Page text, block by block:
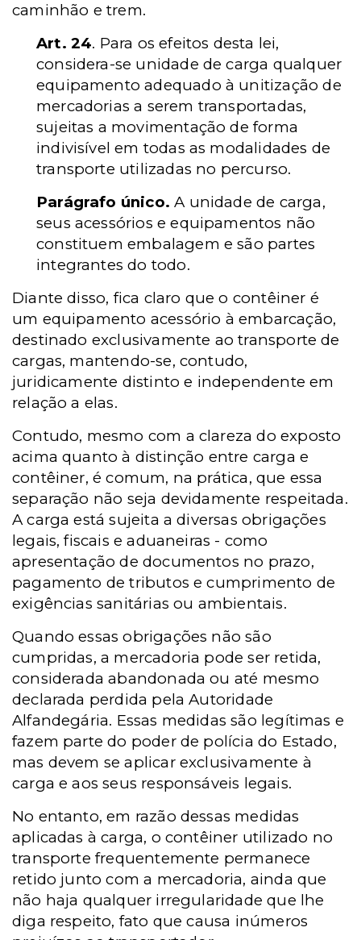
caminhão e trem.
Art. 24. Para os efeitos desta lei,
considera-se unidade de carga qualquer
equipamento adequado à unitização de
mercadorias a serem transportadas,
sujeitas a movimentação de forma
indivisível em todas as modalidades de
transporte utilizadas no percurso.
Parágrafo único. A unidade de carga,
seus acessórios e equipamentos não
constituem embalagem e são partes
integrantes do todo.
Diante disso, fica claro que o contêiner é
um equipamento acessório à embarcação,
destinado exclusivamente ao transporte de
cargas, mantendo-se, contudo,
juridicamente distinto e independente em
relação a elas.
Contudo, mesmo com a clareza do exposto
acima quanto à distinção entre carga e
contêiner, é comum, na prática, que essa
separação não seja devidamente respeitada.
A carga está sujeita a diversas obrigações
legais, fiscais e aduaneiras - como
apresentação de documentos no prazo,
pagamento de tributos e cumprimento de
exigências sanitárias ou ambientais.
Quando essas obrigações não são
cumpridas, a mercadoria pode ser retida,
considerada abandonada ou até mesmo
declarada perdida pela Autoridade
Alfandegária. Essas medidas são legítimas e
fazem parte do poder de polícia do Estado,
mas devem se aplicar exclusivamente à
carga e aos seus responsáveis legais.
No entanto, em razão dessas medidas
aplicadas à carga, o contêiner utilizado no
transporte frequentemente permanece
retido junto com a mercadoria, ainda que
não haja qualquer irregularidade que lhe
diga respeito, fato que causa inúmeros